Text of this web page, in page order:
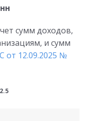
сумм доходов,
и сумм
от 12.09.2025 №